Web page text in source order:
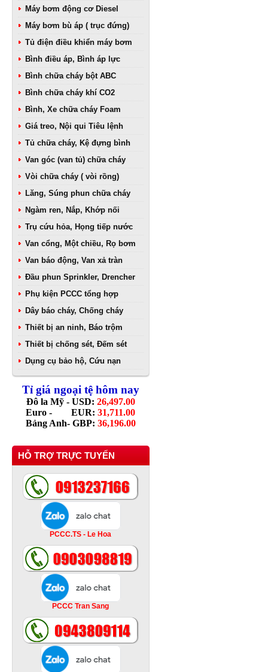
Máy bơm động cơ Diesel
Máy bơm bù áp ( trục đứng)
Tủ điện điều khiển máy bơm
Bình điều áp, Bình áp lực
Bình chữa cháy bột ABC
Bình chữa cháy khí CO2
Bình, Xe chữa cháy Foam
Giá treo, Nội qui Tiêu lệnh
Tủ chữa cháy, Kệ đựng bình
Van góc (van tủ) chữa cháy
Vòi chữa cháy ( vòi rồng)
Lăng, Súng phun chữa cháy
Ngàm ren, Nắp, Khớp nối
Trụ cứu hỏa, Họng tiếp nước
Van cổng, Một chiều, Rọ bơm
Van báo động, Van xả tràn
Đầu phun Sprinkler, Drencher
Phụ kiện PCCC tổng hợp
Dây báo cháy, Chống cháy
Thiết bị an ninh, Báo trộm
Thiết bị chống sét, Đếm sét
Dụng cụ bảo hộ, Cứu nạn
Tỉ giá ngoại tệ hôm nay
Đô la Mỹ - USD: 26,497.00
Euro - EUR: 31,711.00
Bảng Anh- GBP: 36,196.00
HỖ TRỢ TRỰC TUYẾN
PCCC.TS - Le Hoa
PCCC Tran Sang